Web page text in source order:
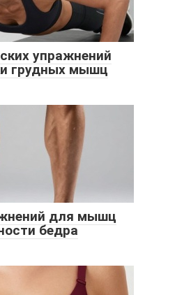
упражнений
грудных мышц
для мышц
бедра